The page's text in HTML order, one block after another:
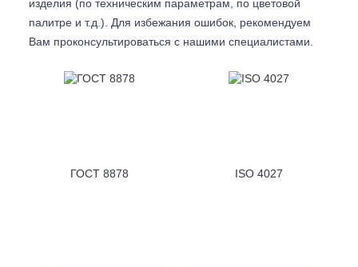
изделия (по техническим параметрам, по цветовой
палитре и т.д.). Для избежания ошибок, рекомендуем
Вам проконсультироваться с нашими специалистами.
ГОСТ 8878 ISO 4027